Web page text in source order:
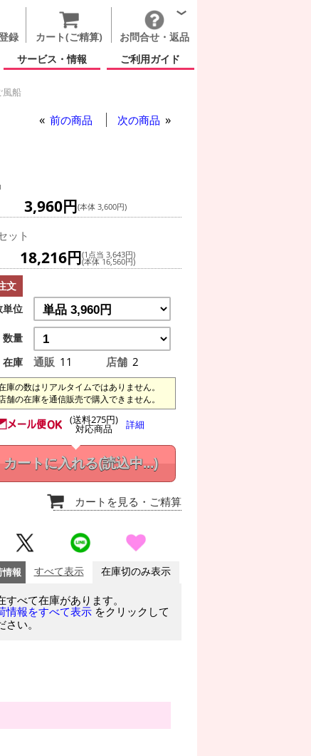
録 カート(ご精算)
お問合せ・返品
サービス・情報 ご利用ガイド
風船
前の商品 次の商品
3,960円(本体 3,600円)
ット
18,216円(1点当 3,643円)
(本体 16,560円)
文
単位
数量
在庫
通販 11 店舗 2
庫の数はリアルタイムではありません。
舗の在庫を通信販売で購入できません。
(送料275円)
対応商品 詳細
カートに入れる(読込中...)
カートを見る ・ご精算
情報 すべて表示 在庫切のみ表示
すべて在庫があります。
情報をすべて表示 をクリックして
さい。